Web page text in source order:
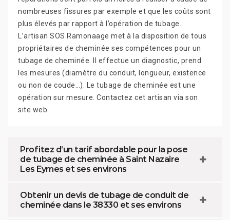
nombreuses fissures par exemple et que les coûts sont
plus élevés par rapport à l’opération de tubage.
L’artisan SOS Ramonaage met à la disposition de tous
propriétaires de cheminée ses compétences pour un
tubage de cheminée. Il effectue un diagnostic, prend
les mesures (diamètre du conduit, longueur, existence
ou non de coude…). Le tubage de cheminée est une
opération sur mesure. Contactez cet artisan via son
site web.
Profitez d’un tarif abordable pour la pose
de tubage de cheminée à Saint Nazaire
Les Eymes et ses environs
Obtenir un devis de tubage de conduit de
cheminée dans le 38330 et ses environs